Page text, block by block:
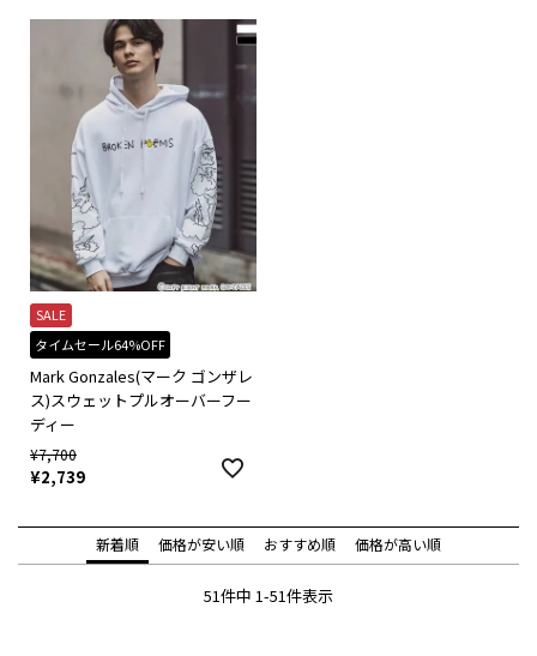
SALE
タイムセール64%OFF
Mark Gonzales(マーク ゴンザレ
ス)スウェットプルオーバーフー
ディー
¥7,700
¥2,739
新着順 価格が安い順 おすすめ順 価格が高い順
51件中 1-51件表示